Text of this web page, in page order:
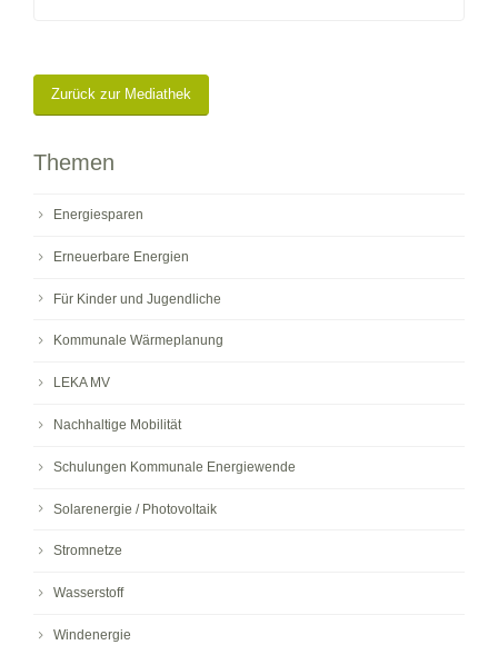
Zurück zur Mediathek
Themen
Energiesparen
Erneuerbare Energien
Für Kinder und Jugendliche
Kommunale Wärmeplanung
LEKA MV
Nachhaltige Mobilität
Schulungen Kommunale Energiewende
Solarenergie / Photovoltaik
Stromnetze
Wasserstoff
Windenergie